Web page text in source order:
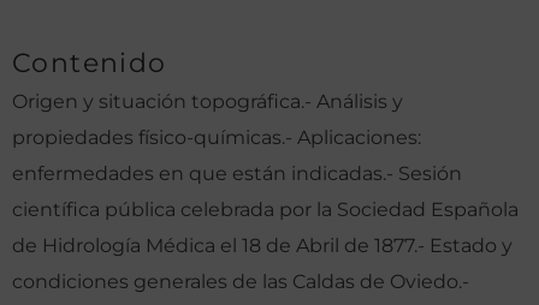
Contenido
Origen y situación topográfica.- Análisis y
propiedades físico-químicas.- Aplicaciones:
enfermedades en que están indicadas.- Sesión
científica pública celebrada por la Sociedad Española
de Hidrología Médica el 18 de Abril de 1877.- Estado y
condiciones generales de las Caldas de Oviedo.-